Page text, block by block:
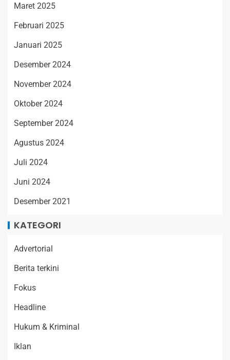
Maret 2025
Februari 2025
Januari 2025
Desember 2024
November 2024
Oktober 2024
September 2024
Agustus 2024
Juli 2024
Juni 2024
Desember 2021
KATEGORI
Advertorial
Berita terkini
Fokus
Headline
Hukum & Kriminal
Iklan